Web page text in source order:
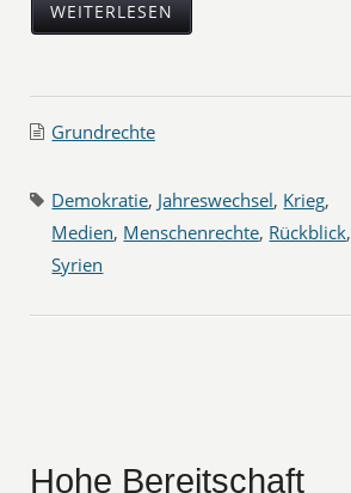
WEITERLESEN
Grundrechte
Demokratie, Jahreswechsel, Krieg,
Medien, Menschenrechte, Rückblick,
Syrien
Hohe Bereitschaft